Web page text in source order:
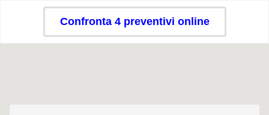
Confronta 4 preventivi online